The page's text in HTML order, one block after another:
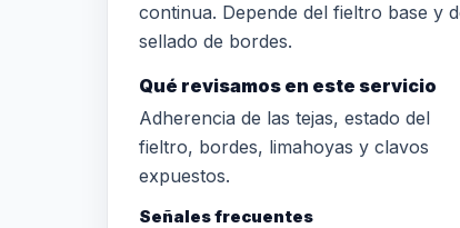
continua. Depende del fieltro base y
sellado de bordes.
Qué revisamos en este servicio
Adherencia de las tejas, estado del
fieltro, bordes, limahoyas y clavos
expuestos.
Señales frecuentes